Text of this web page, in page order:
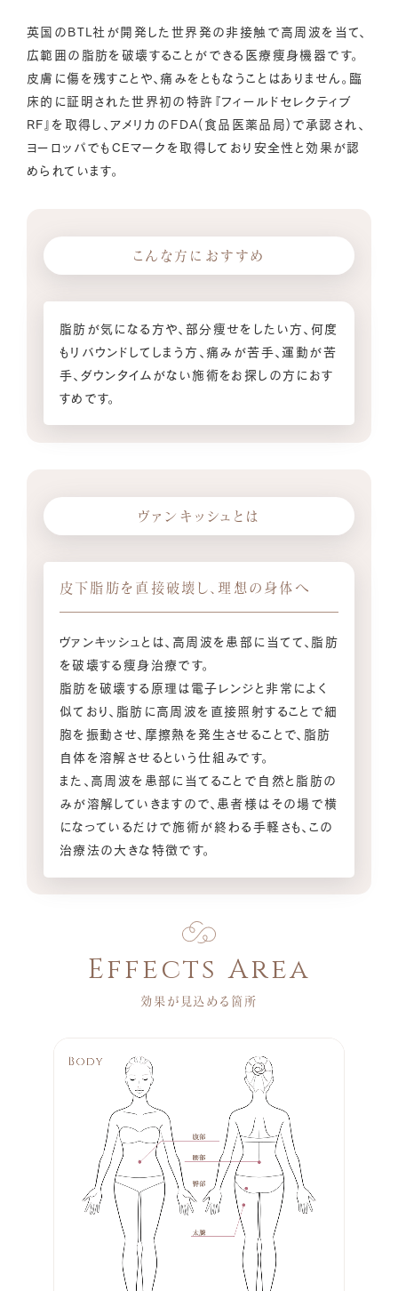
英国のBTL社が開発した世界発の非接触で高周波を当て、
広範囲の脂肪を破壊することができる医療痩身機器です。
皮膚に傷を残すことや、痛みをともなうことはありません。臨
床的に証明された世界初の特許『フィールドセレクティブ
RF』を取得し、アメリカのFDA(食品医薬品局)で承認され、
ヨーロッパでもCEマークを取得しており安全性と効果が認
められています。
こんな方におすすめ
脂肪が気になる方や、部分痩せをしたい方、何度
もリバウンドしてしまう方、痛みが苦手、運動が苦
手、ダウンタイムがない施術をお探しの方におす
すめです。
ヴァンキッシュとは
皮下脂肪を直接破壊し、理想の身体へ
ヴァンキッシュとは、高周波を患部に当てて、脂肪
を破壊する痩身治療です。
脂肪を破壊する原理は電子レンジと非常によく
似ており、脂肪に高周波を直接照射することで細
胞を振動させ、摩擦熱を発生させることで、脂肪
自体を溶解させるという仕組みです。
また、高周波を患部に当てることで自然と脂肪の
みが溶解していきますので、患者様はその場で横
になっているだけで施術が終わる手軽さも、この
治療法の大きな特徴です。
効果が見込める箇所